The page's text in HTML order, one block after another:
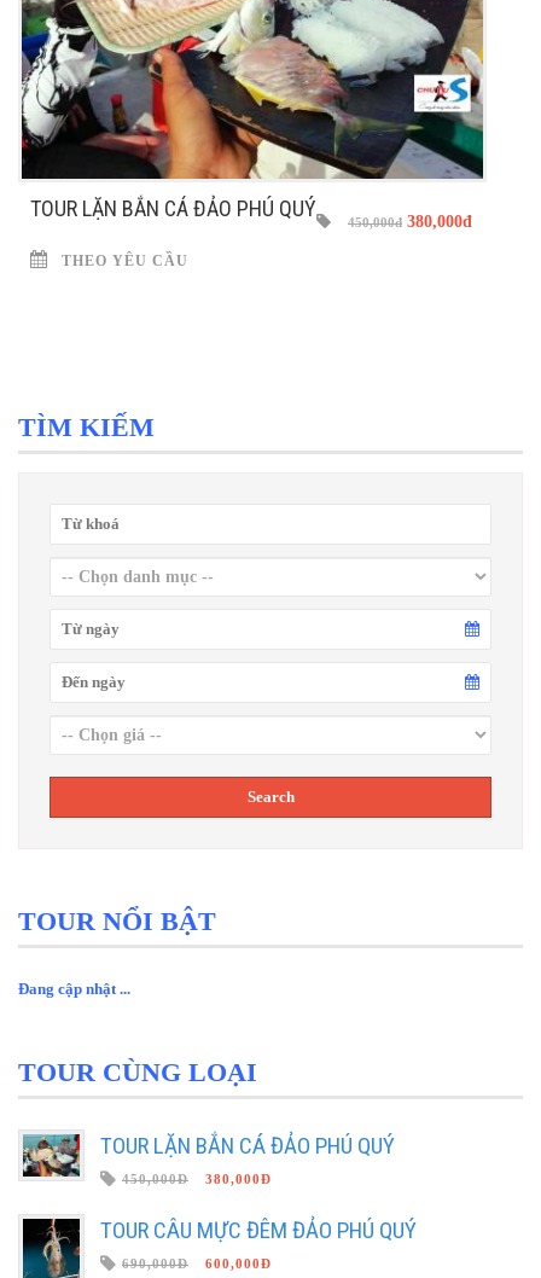
TOUR LẶN BẮN CÁ ĐẢO PHÚ QUÝ
450,000đ 380,000đ
THEO YÊU CẦU
TÌM KIẾM
TOUR NỔI BẬT
Đang cập nhật ...
TOUR CÙNG LOẠI
TOUR LẶN BẮN CÁ ĐẢO PHÚ QUÝ
450,000Đ 380,000Đ
TOUR CÂU MỰC ĐÊM ĐẢO PHÚ QUÝ
690,000Đ 600,000Đ